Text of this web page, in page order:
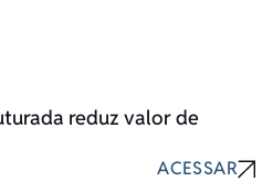
reduz valor de
ACESSAR